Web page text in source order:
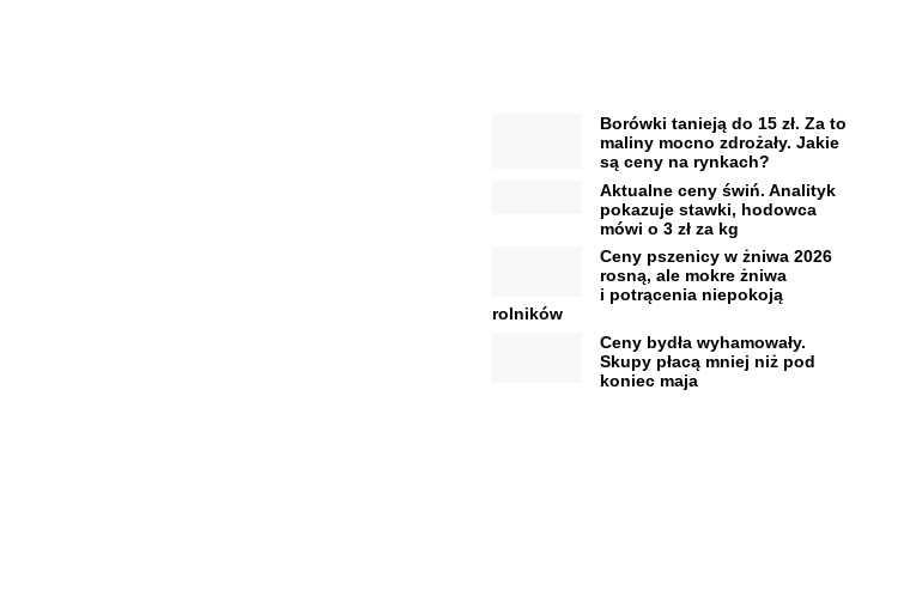
Borówki tanieją do 15 zł. Za to
maliny mocno zdrożały. Jakie
są ceny na rynkach?
Aktualne ceny świń. Analityk
pokazuje stawki, hodowca
mówi o 3 zł za kg
Ceny pszenicy w żniwa 2026
rosną, ale mokre żniwa
i potrącenia niepokoją
rolników
Ceny bydła wyhamowały.
Skupy płacą mniej niż pod
koniec maja